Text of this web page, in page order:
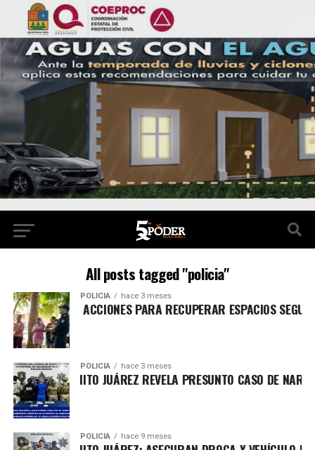
All posts tagged "policia"
POLICÍA hace 3 meses
REFUERZA ACCIONES PARA RECUPERAR ESPACIOS
POLICÍA hace 3 meses
EN BENITO JUÁREZ REVELA PRESUNTO CASO DE
POLICÍA hace 9 meses